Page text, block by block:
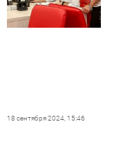
18 сентября 2024, 15:46